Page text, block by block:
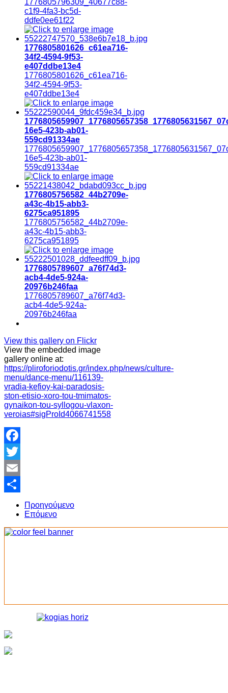
c1f9-4fa3-bc5d-
ddfe0ee61f22
1776805801626_c61ea716-
34f2-4594-9f53-
e407ddbe13e4
1776805801626_c61ea716-
34f2-4594-9f53-
e407ddbe13e4
16e5-423b-ab01-
559cd91334ae
16e5-423b-ab01-
559cd91334ae
1776805756582_44b2709e-
a43c-4b15-abb3-
6275ca951895
1776805756582_44b2709e-
a43c-4b15-abb3-
6275ca951895
1776805789607_a76f74d3-
acb4-4de5-924a-
20976b246faa
1776805789607_a76f74d3-
acb4-4de5-924a-
20976b246faa
View this gallery on Flickr
View the embedded image
gallery online at:
https://pliroforiodotis.gr/index.php/news/culture-
menu/dance-menu/116139-
vradia-kefioy-kai-paradosis-
ston-etisio-xoro-tou-tmimatos-
gynaikon-tou-syllogou-vlaxon-
veroias#sigProId4066741558
Facebook
Twitter
Email
Share
Προηγούμενο
Επόμενο